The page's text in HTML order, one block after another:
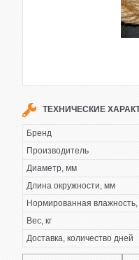
ТЕХНИЧЕСКИЕ
Бренд
Производитель
Диаметр, мм
Длина окружности, мм
Нормированная влажность,
Вес, кг
Доставка, количество дней